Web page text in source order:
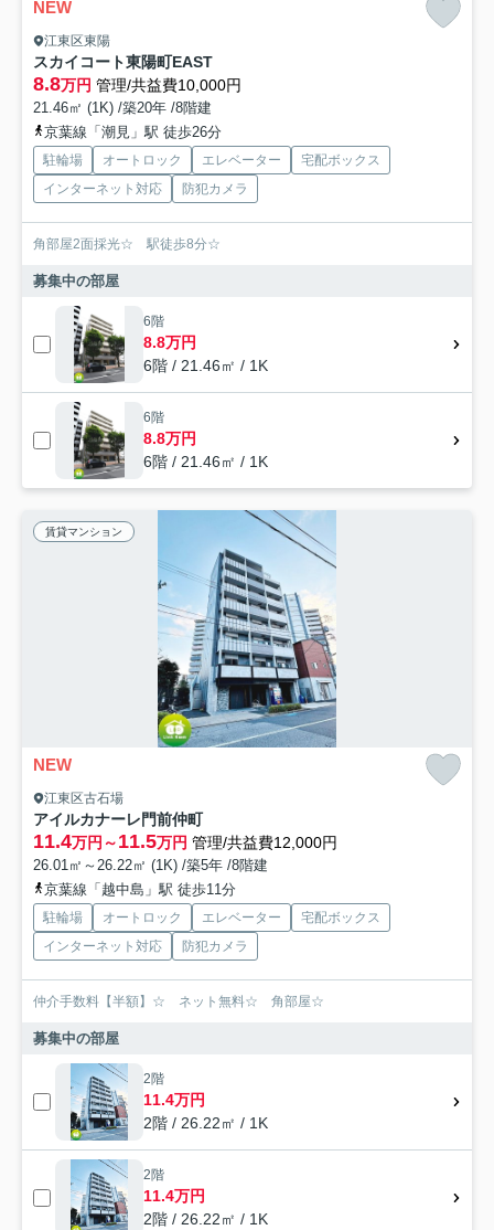
NEW
江東区東陽
スカイコート東陽町EAST
8.8万円 管理/共益費10,000円
21.46㎡ (1K) /築20年 /8階建
京葉線「潮見」駅 徒歩26分
駐輪場 オートロック エレベーター
宅配ボックス
インターネット対応
防犯カメラ
角部屋2面採光☆ 駅徒歩8分☆
募集中の部屋
6階
8.8万円
6階 / 21.46㎡ / 1K
6階
8.8万円
6階 / 21.46㎡ / 1K
賃貸マンション
NEW
江東区古石場
アイルカナーレ門前仲町
11.4万円～11.5万円 管理/共益費12,000円
26.01㎡～26.22㎡ (1K) /築5年 /8階建
京葉線「越中島」駅 徒歩11分
駐輪場 オートロック エレベーター
宅配ボックス
インターネット対応
防犯カメラ
仲介手数料【半額】☆ ネット無料☆ 角部屋☆
募集中の部屋
2階
11.4万円
2階 / 26.22㎡ / 1K
2階
11.4万円
2階 / 26.22㎡ / 1K